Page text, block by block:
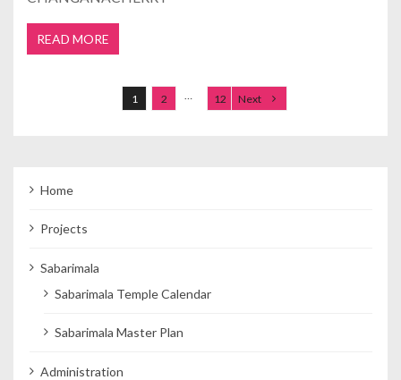
READ MORE
1 2 12 Next
Home
Projects
Sabarimala
Sabarimala Temple Calendar
Sabarimala Master Plan
Administration